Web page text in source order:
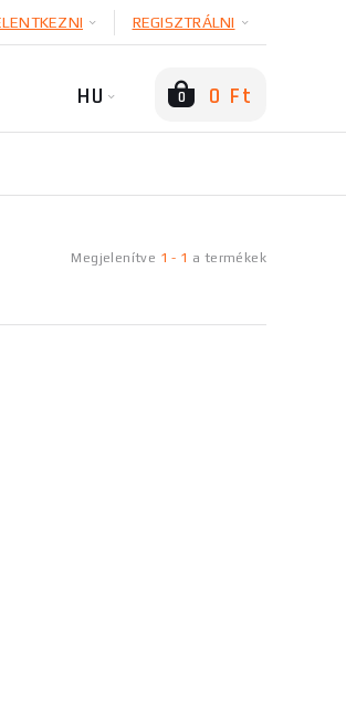
REGISZTRÁLNI
HU 0 0 Ft
Megjelenítve 1 - 1 a termékek